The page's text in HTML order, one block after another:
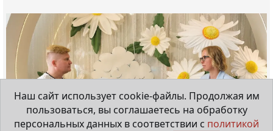
Наш сайт использует cookie-файлы. Продолжая им
пользоваться, вы соглашаетесь на обработку
персональных данных в соответствии с политикой